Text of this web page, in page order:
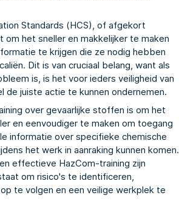
Standards (HCS), of afgekort
om het sneller en makkelijker te maken
te krijgen die ze nodig hebben
Dit is van cruciaal belang, want als
is, is het voor ieders veiligheid van
de juiste actie te kunnen ondernemen.
over gevaarlijke stoffen is om het
en eenvoudiger te maken om toegang
informatie over specifieke chemische
het werk in aanraking kunnen komen.
effectieve HazCom-training zijn
om risico's te identificeren,
te volgen en een veilige werkplek te